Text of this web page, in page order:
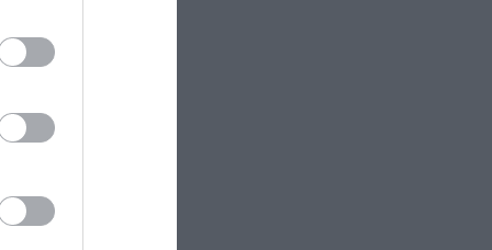
Σεφέρης:
μήκους
από
το